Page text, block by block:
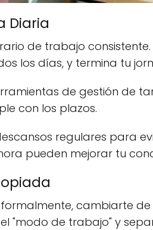
Diaria
de trabajo
los días, y termina tu
de gestión de
con los plazos.
regulares para
pueden mejorar tu
cambiarte
"modo de trabajo" y